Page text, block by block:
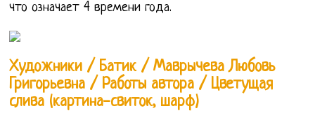
что означает 4 времени года.
Художники / Батик / Маврычева Любовь
Григорьевна / Работы автора / Цветущая
слива (картина-свиток, шарф)